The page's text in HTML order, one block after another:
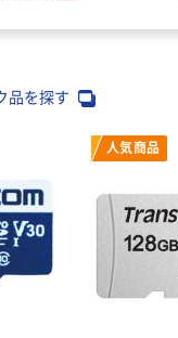
品を探す
人気商品